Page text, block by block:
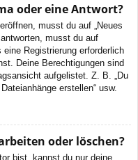
oder eine Antwort?
musst du auf „Neues
musst du auf
eine Registrierung erforderlich
Deine Berechtigungen sind
aufgelistet. Z. B. „Du
erstellen“ usw.
oder löschen?
bist, kannst du nur deine